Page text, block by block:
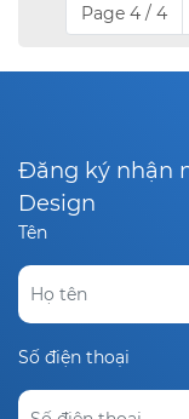
Page 4 / 4
Đăng ký nhận
Design
Tên
Số điện thoại